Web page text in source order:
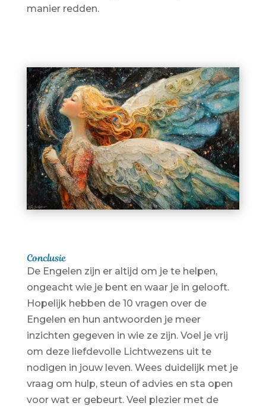
manier redden.
Conclusie
De Engelen zijn er altijd om je te helpen,
ongeacht wie je bent en waar je in gelooft.
Hopelijk hebben de 10 vragen over de
Engelen en hun antwoorden je meer
inzichten gegeven in wie ze zijn. Voel je vrij
om deze liefdevolle Lichtwezens uit te
nodigen in jouw leven. Wees duidelijk met je
vraag om hulp, steun of advies en sta open
voor wat er gebeurt. Veel plezier met de